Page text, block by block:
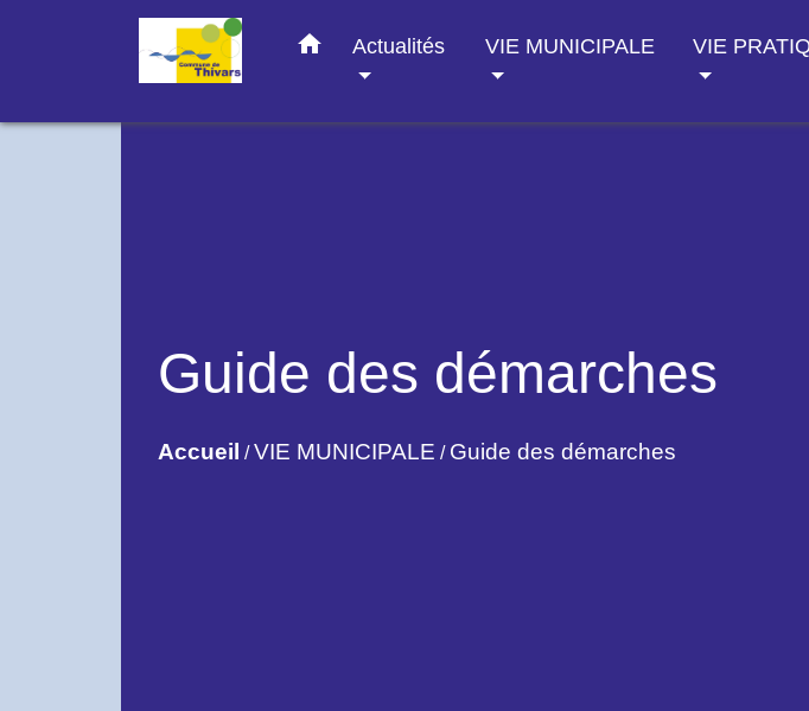
home Actualités VIE MUNICIPALE VIE
Guide des démarches
Accueil /VIE MUNICIPALE / Guide des démarches